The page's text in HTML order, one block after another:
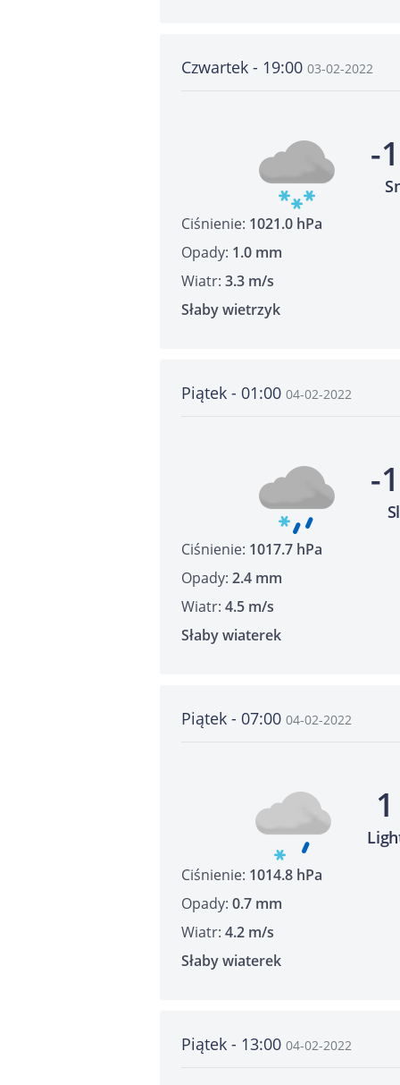
Czwartek - 19:00 03-02-2022
-
Ciśnienie: 1021.0 hPa
Opady: 1.0 mm
Wiatr: 3.3 m/s
Słaby wietrzyk
Piątek - 01:00 04-02-2022
-
Ciśnienie: 1017.7 hPa
Opady: 2.4 mm
Wiatr: 4.5 m/s
Słaby wiaterek
Piątek - 07:00 04-02-2022
Ciśnienie: 1014.8 hPa
Opady: 0.7 mm
Wiatr: 4.2 m/s
Słaby wiaterek
Piątek - 13:00 04-02-2022